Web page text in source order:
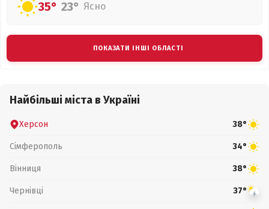
35° 23° Ясно
ПОКАЗАТИ ІНШІ ОБЛАСТІ
Найбільші міста в Україні
Херсон 38°
Сімферополь 34°
Вінниця 38°
Чернівці 37°